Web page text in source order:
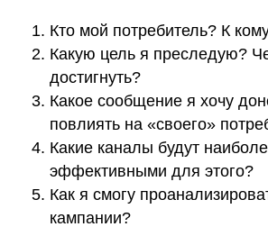
Кто мой потребитель? К
Какую цель я преследую?
достигнуть?
Какое сообщение я хочу
повлиять на «своего»
Какие каналы будут
эффективными для этого?
Как я смогу
кампании?